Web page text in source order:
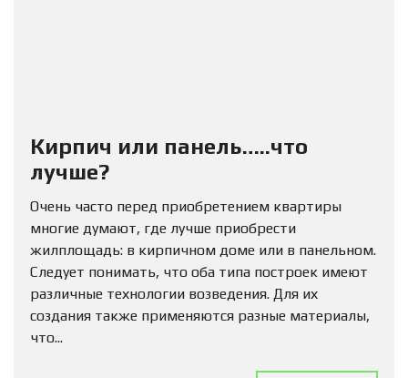
Кирпич или панель…..что
лучше?
Очень часто перед приобретением квартиры
многие думают, где лучше приобрести
жилплощадь: в кирпичном доме или в панельном.
Следует понимать, что оба типа построек имеют
различные технологии возведения. Для их
создания также применяются разные материалы,
что...